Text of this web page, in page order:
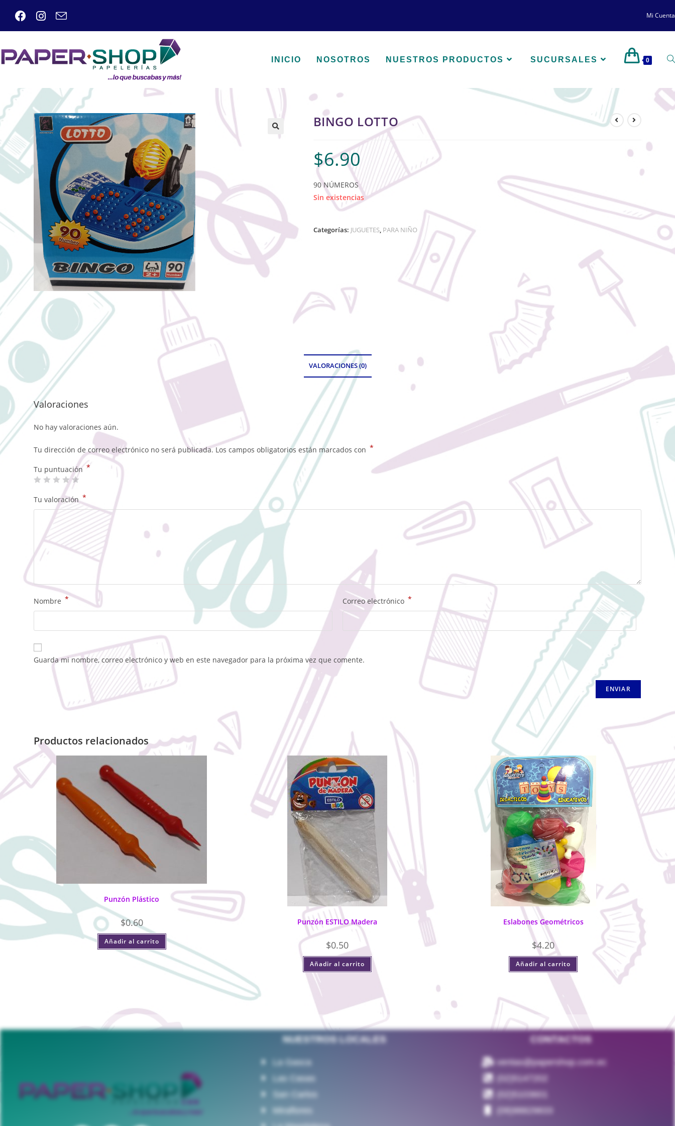
Mi Cuenta
INICIO NOSOTROS NUESTROS PRODUCTOS SUCURSALES 0
🔍
BINGO LOTTO
$6.90
90 NÚMEROS
Sin existencias
Categorías: JUGUETES, PARA NIÑO
VALORACIONES (0)
Valoraciones
No hay valoraciones aún.
Tu dirección de correo electrónico no será publicada. Los campos obligatorios están marcados con *
Tu puntuación *
Tu valoración*
Nombre * Correo electrónico *
Guarda mi nombre, correo electrónico y web en este navegador para la próxima vez que comente.
Productos relacionados
Punzón Plástico
$0.60
Añadir al carrito
Punzón ESTILO Madera
$0.50
Añadir al carrito
Eslabones Geométricos
$4.20
Añadir al carrito
NUESTROS LOCALES
La Gasca
Las Casas
San Carlos
Miraflores
CONTACTOS
ventas@papershop.com.ec
(02)5147202
(02)5103601
(09)98829833